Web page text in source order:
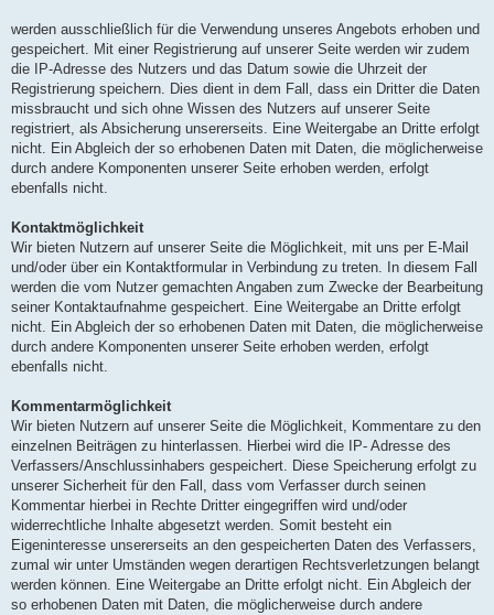
werden ausschließlich für die Verwendung unseres Angebots erhoben und
gespeichert. Mit einer Registrierung auf unserer Seite werden wir zudem
die IP-Adresse des Nutzers und das Datum sowie die Uhrzeit der
Registrierung speichern. Dies dient in dem Fall, dass ein Dritter die Daten
missbraucht und sich ohne Wissen des Nutzers auf unserer Seite
registriert, als Absicherung unsererseits. Eine Weitergabe an Dritte erfolgt
nicht. Ein Abgleich der so erhobenen Daten mit Daten, die möglicherweise
durch andere Komponenten unserer Seite erhoben werden, erfolgt
ebenfalls nicht.
Kontaktmöglichkeit
Wir bieten Nutzern auf unserer Seite die Möglichkeit, mit uns per E-Mail
und/oder über ein Kontaktformular in Verbindung zu treten. In diesem Fall
werden die vom Nutzer gemachten Angaben zum Zwecke der Bearbeitung
seiner Kontaktaufnahme gespeichert. Eine Weitergabe an Dritte erfolgt
nicht. Ein Abgleich der so erhobenen Daten mit Daten, die möglicherweise
durch andere Komponenten unserer Seite erhoben werden, erfolgt
ebenfalls nicht.
Kommentarmöglichkeit
Wir bieten Nutzern auf unserer Seite die Möglichkeit, Kommentare zu den
einzelnen Beiträgen zu hinterlassen. Hierbei wird die IP- Adresse des
Verfassers/Anschlussinhabers gespeichert. Diese Speicherung erfolgt zu
unserer Sicherheit für den Fall, dass vom Verfasser durch seinen
Kommentar hierbei in Rechte Dritter eingegriffen wird und/oder
widerrechtliche Inhalte abgesetzt werden. Somit besteht ein
Eigeninteresse unsererseits an den gespeicherten Daten des Verfassers,
zumal wir unter Umständen wegen derartigen Rechtsverletzungen belangt
werden können. Eine Weitergabe an Dritte erfolgt nicht. Ein Abgleich der
so erhobenen Daten mit Daten, die möglicherweise durch andere